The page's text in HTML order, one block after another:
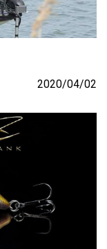
2020/04/02